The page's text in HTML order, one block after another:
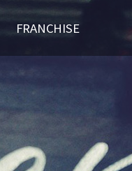
FRANCHISE
개설절차